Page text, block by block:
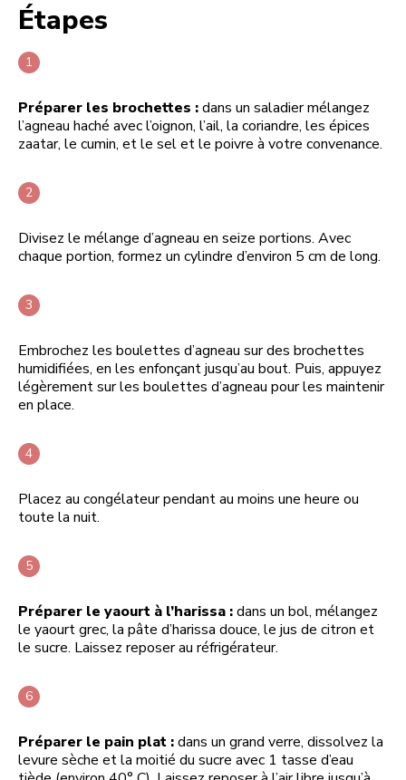
Étapes
Préparer les brochettes :dans un saladier mélangez
l’agneau haché avec l’oignon, l’ail, la coriandre, les épices
zaatar, le cumin, et le sel et le poivre à votre convenance.
Divisez le mélange d’agneau en seize portions. Avec
chaque portion, formez un cylindre d’environ 5 cm de long.
Embrochez les boulettes d’agneau sur des brochettes
humidifiées, en les enfonçant jusqu’au bout. Puis, appuyez
légèrement sur les boulettes d’agneau pour les maintenir
en place.
Placez au congélateur pendant au moins une heure ou
toute la nuit.
Préparer le yaourt à l’harissa :dans un bol, mélangez
le yaourt grec, la pâte d’harissa douce, le jus de citron et
le sucre. Laissez reposer au réfrigérateur.
Préparer le pain plat :dans un grand verre, dissolvez la
levure sèche et la moitié du sucre avec 1 tasse d’eau